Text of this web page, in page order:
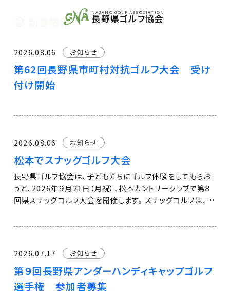
NAGANO GOLF ASSOCIATION
長野県ゴルフ協会
新着情報
2026.08.06 お知らせ
第62回長野県市町村対抗ゴルフ大会 受け
付け開始
2026.08.06 お知らせ
松本でスナッグゴルフ大会
長野県ゴルフ協会は、子どもたちにゴルフ体験をしてもらお
うと、2026年９月21日（月祝）、松本カントリークラブで第８
回県スナッグゴルフ大会を開催します。 スナッグゴルフは、初
基本（打つ・転がす）を習得できます。安全性が高く、年齢を問
わず誰でも手軽に楽しめます。 小学３、４年生の部、小学５、
６年生の部のほかに、小学２年生以下と保護者が一緒に楽し
む「親子の部」もあります。 生涯スポーツ・ゴルフの入門体験
をしてください。 ◎第８回開催要項
2026.07.17 お知らせ
第９回長野県アンダーハンディキャップゴルフ
選手権 参加者募集